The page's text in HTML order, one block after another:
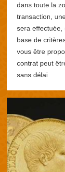
dans toute la
transaction,
sera effectuée,
base de
vous être
contrat peut
sans délai.